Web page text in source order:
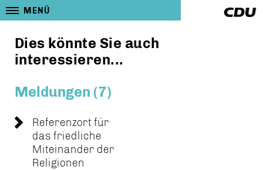
MENÜ
Dies könnte Sie auch
interessieren...
Meldungen (7)
Referenzort für
das friedliche
Miteinander der
Religionen